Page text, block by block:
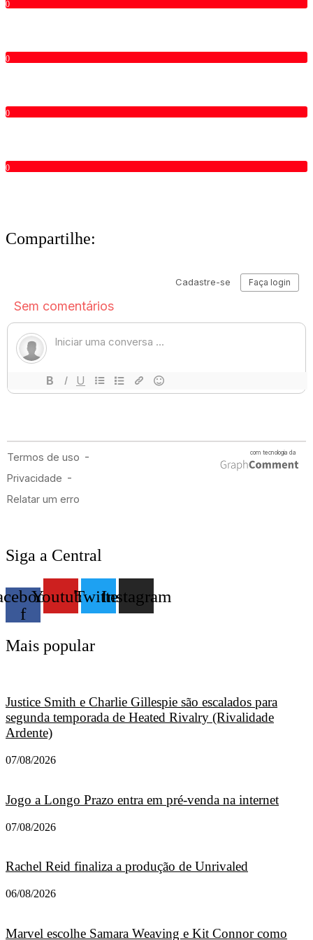
0
0
0
0
Compartilhe:
Siga a Central
f
YoutubeTwitterInstagram
Mais popular
Justice Smith e Charlie Gillespie são escalados para
segunda temporada de Heated Rivalry (Rivalidade
Ardente)
07/08/2026
Jogo a Longo Prazo entra em pré-venda na internet
07/08/2026
Rachel Reid finaliza a produção de Unrivaled
06/08/2026
Marvel escolhe Samara Weaving e Kit Connor como